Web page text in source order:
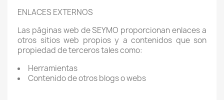
ENLACES EXTERNOS
Las páginas web de SEYMO proporcionan enlaces a
otros sitios web propios y a contenidos que son
propiedad de terceros tales como:
Herramientas
Contenido de otros blogs o webs